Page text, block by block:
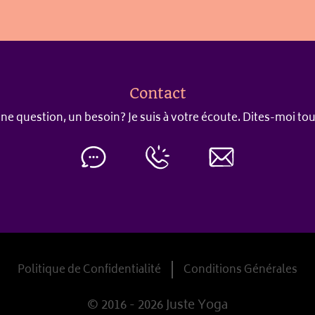
Contact
question, un besoin? Je suis à votre écoute. Dites-moi
Politique de Confidentialité Conditions Générales
© 2016 - 2026 Juste Yoga